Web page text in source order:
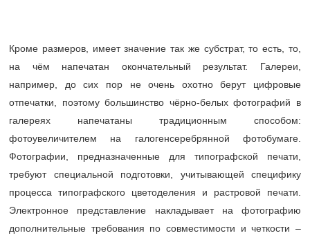
Кроме размеров, имеет значение так же субстрат, то есть, то,
на чём напечатан окончательный результат. Галереи,
например, до сих пор не очень охотно берут цифровые
отпечатки, поэтому большинство чёрно-белых фотографий в
галереях напечатаны традиционным способом:
фотоувеличителем на галогенсеребрянной фотобумаге.
Фотографии, предназначенные для типографской печати,
требуют специальной подготовки, учитывающей специфику
процесса типографского цветоделения и растровой печати.
Электронное представление накладывает на фотографию
дополнительные требования по совместимости и четкости –